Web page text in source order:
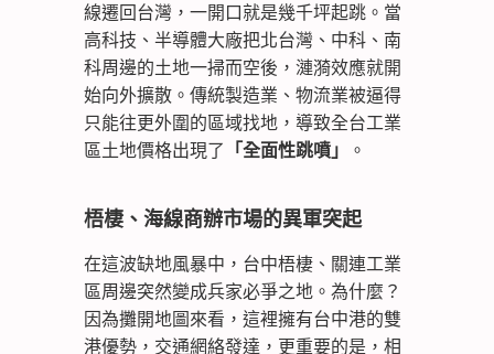
線遷回台灣，一開口就是幾千坪起跳。當
高科技、半導體大廠把北台灣、中科、南
科周邊的土地一掃而空後，漣漪效應就開
始向外擴散。傳統製造業、物流業被逼得
只能往更外圍的區域找地，導致全台工業
區土地價格出現了
「全面性跳噴」 。
梧棲、海線商辦市場的異軍突起
在這波缺地風暴中，台中梧棲、關連工業
區周邊突然變成兵家必爭之地。為什麼？
因為攤開地圖來看，這裡擁有台中港的雙
港優勢，交通網絡發達，更重要的是，相